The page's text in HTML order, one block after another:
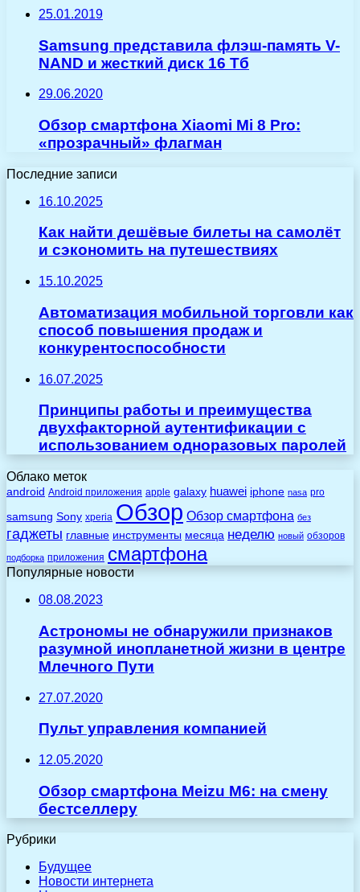
25.01.2019
Samsung представила флэш-память V-
NAND и жесткий диск 16 Тб
29.06.2020
Обзор смартфона Xiaomi Mi 8 Pro:
«прозрачный» флагман
Последние записи
16.10.2025
Как найти дешёвые билеты на самолёт
и сэкономить на путешествиях
15.10.2025
Автоматизация мобильной торговли как
способ повышения продаж и
конкурентоспособности
16.07.2025
Принципы работы и преимущества
двухфакторной аутентификации с
использованием одноразовых паролей
Облако меток
android Android приложения apple galaxy huawei iphone nasa pro
samsung Sony xperia Обзор Обзор смартфона без
гаджеты главные инструменты месяца неделю новый обзоров
подборка приложения смартфона
Популярные новости
08.08.2023
Астрономы не обнаружили признаков
разумной инопланетной жизни в центре
Млечного Пути
27.07.2020
Пульт управления компанией
12.05.2020
Обзор смартфона Meizu M6: на смену
бестселлеру
Рубрики
Будущее
Новости интернета